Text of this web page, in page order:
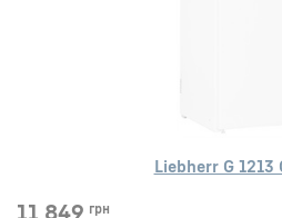
Liebherr G
11 849 грн